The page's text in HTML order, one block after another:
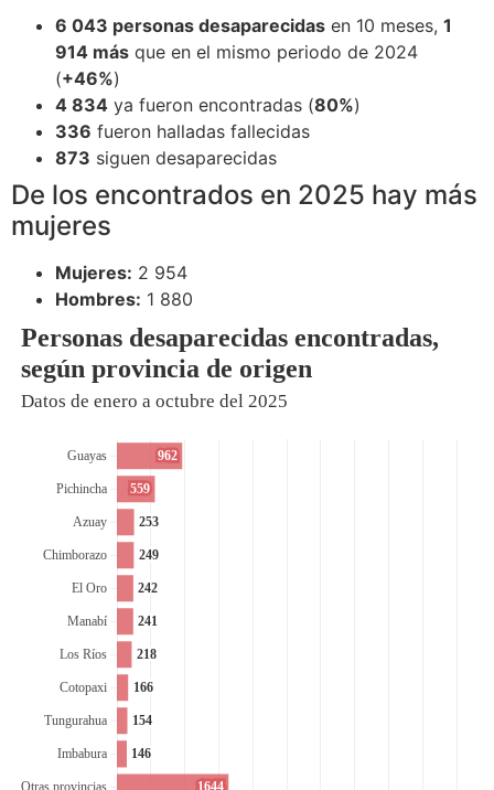
6 043 personas desaparecidas en 10 meses, 1
914 más que en el mismo periodo de 2024
(+46%)
4 834 ya fueron encontradas (80%)
336 fueron halladas fallecidas
873 siguen desaparecidas
De los encontrados en 2025 hay más
mujeres
Mujeres: 2 954
Hombres: 1 880